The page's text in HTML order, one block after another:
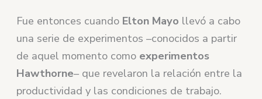
Fue entonces cuando Elton Mayo llevó a cabo
una serie de experimentos –conocidos a partir
de aquel momento como experimentos
Hawthorne– que revelaron la relación entre la
productividad y las condiciones de trabajo.